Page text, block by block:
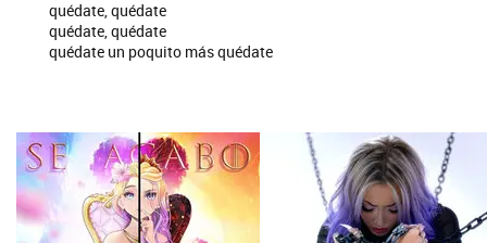
quédate, quédate
quédate, quédate
quédate un poquito más quédate